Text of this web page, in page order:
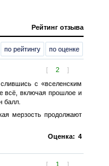
Рейтинг отзыва
по рейтингу по оценке
[ 2 ]
с «вселенским
всё, включая прошлое и
балл.
мерзость продолжают
Оценка: 4
[ 1 ]